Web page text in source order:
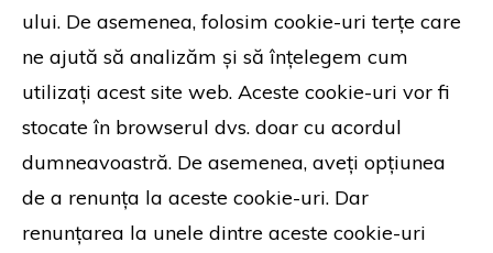
ului. De asemenea, folosim cookie-uri terțe care
ne ajută să analizăm și să înțelegem cum
utilizați acest site web. Aceste cookie-uri vor fi
stocate în browserul dvs. doar cu acordul
dumneavoastră. De asemenea, aveți opțiunea
de a renunța la aceste cookie-uri. Dar
renunțarea la unele dintre aceste cookie-uri